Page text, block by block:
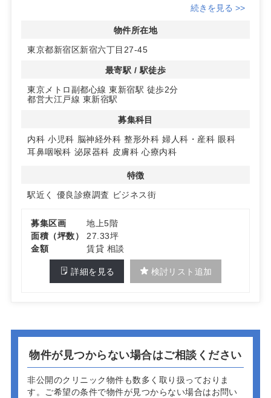
者様にとってアクセスが非常に便利です。東京メトロ副都
◆多様な診療科目に対応
内科や小児科、整形外科など幅広い診療科目に対応可能な
診療圏が確認されており、開業後の集患力が期待できま
す。
鉄構造のしっかりした建物で、エレベーターも完備。契約
は定期借家契約で3年単位となりますので、長期的な計画
続きを見る >>
物件所在地
東京都新宿区新宿六丁目27-45
最寄駅 / 駅徒歩
東京メトロ副都心線 東新宿駅 徒歩2分
都営大江戸線 東新宿駅
募集科目
内科 小児科 脳神経外科 整形外科 婦人科・産科 眼科
耳鼻咽喉科 泌尿器科 皮膚科 心療内科
特徴
駅近く
優良診療調査 ビジネス街
募集区画
地上5階
面積（坪数）
27.33坪
金額
賃貸 相談
詳細を見る 検討リスト追加
物件が見つからない場合はご相談ください
非公開のクリニック物件も数多く取り扱っておりま
す。 ご希望の条件で物件が見つからない場合はお問い